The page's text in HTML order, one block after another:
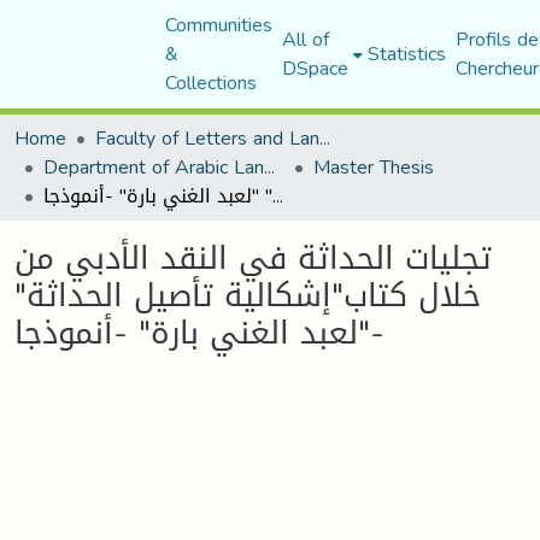
Communities
&
Collections
All of
DSpace Statistics Profils
Home
Faculty of Letters and Languages
Department of Arabic Language and Literature Master Thesis
تجليات الحداثة في النقد الأدبي من خلال كتاب"إشكالية تأصيل الحداثة" "لعبد الغني بارة" -أنموذجا-
تجليات الحداثة في النقد الأدبي من
خلال كتاب"إشكالية تأصيل الحداثة"
"لعبد الغني بارة" -أنموذجا-